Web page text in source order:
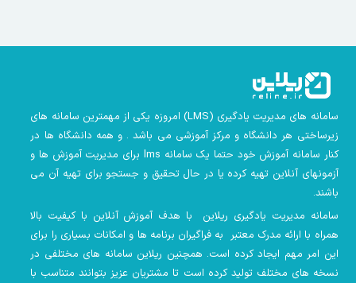
سامانه های مدیریت یادگیری (LMS) امروزه یکی از مهمترین سامانه های
زیرساختی هر دانشگاه و مرکز آموزشی می باشد . و همه دانشگاه ها در
کنار سامانه آموزش خود حتما یک سامانه lms
برای مدیریت آموزش ها و
آزمونهای آنلاین تهیه کرده یا در حال تحقیق و جستجو برای تهیه آن می
باشند.
سامانه مدیریت یادگیری ریلاین با هدف آموزش آنلاین با کیفیت بالا
همراه با ارائه مدرک معتبر به فراگیران برنامه ها و امکانات بسیاری را برای
این امر مهم ایجاد کرده است. همچنین ریلاین سامانه های مختلفی در
نسخه های مختلف تولید کرده است تا مشتریان عزیز بتوانند متناسب با